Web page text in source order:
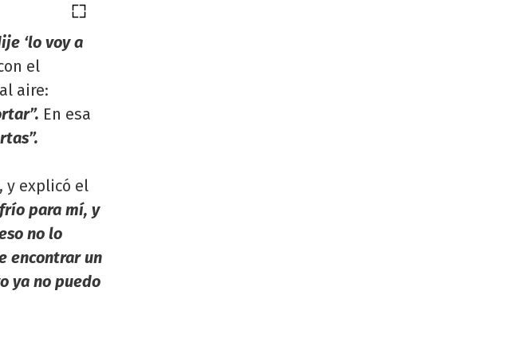
‘lo voy a
el
aire:
En esa
y explicó el
para mí, y
no lo
encontrar un
ya no puedo